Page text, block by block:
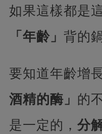
如果這樣都是
「年齡」 背的
要知道年齡增
酒精的酶」 的
是一定的， 分